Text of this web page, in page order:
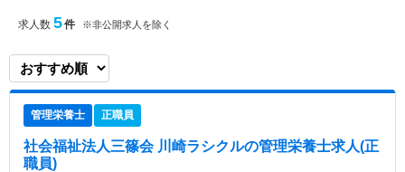
翌年の1997年10月1日には50床増床し100床の施設
施設80床がオープンし、施設全体では180床の施設
求人数 5件 ※非公開求人を除く
管理栄養士 正職員
社会福祉法人三篠会 川崎ラシクルの管理栄養士求人(正
職員)